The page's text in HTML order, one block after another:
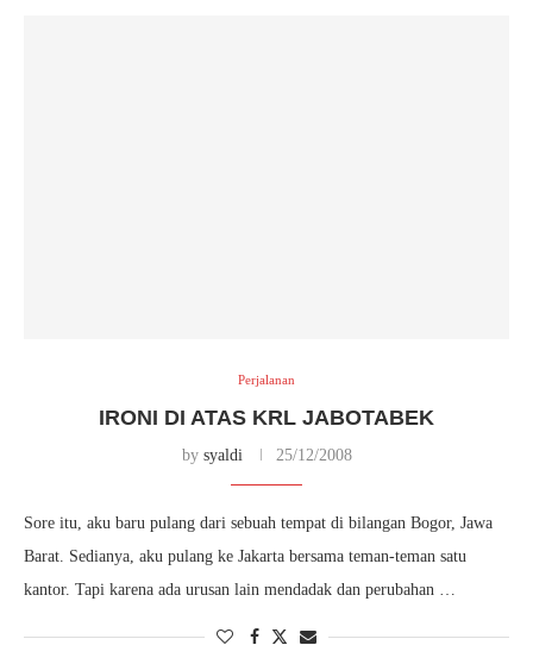
Perjalanan
IRONI DI ATAS KRL JABOTABEK
by syaldi 25/12/2008
Sore itu, aku baru pulang dari sebuah tempat di bilangan Bogor, Jawa
Barat. Sedianya, aku pulang ke Jakarta bersama teman-teman satu
kantor. Tapi karena ada urusan lain mendadak dan perubahan …